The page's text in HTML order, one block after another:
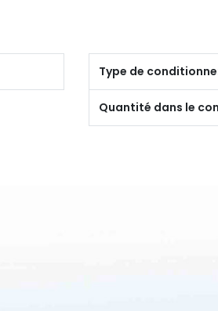
Type de
Quantité dans le